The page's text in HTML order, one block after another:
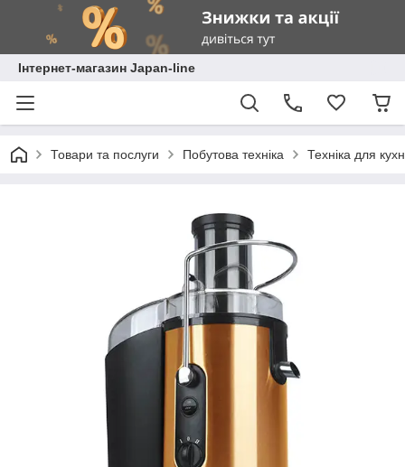
Інтернет-магазин Japan-line
Товари та послуги Побутова техніка Техніка для